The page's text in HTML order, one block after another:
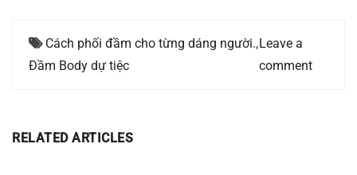
Cách phối đầm cho từng dáng người.,
Đầm Body dự tiệc
Leave a
comment
RELATED ARTICLES